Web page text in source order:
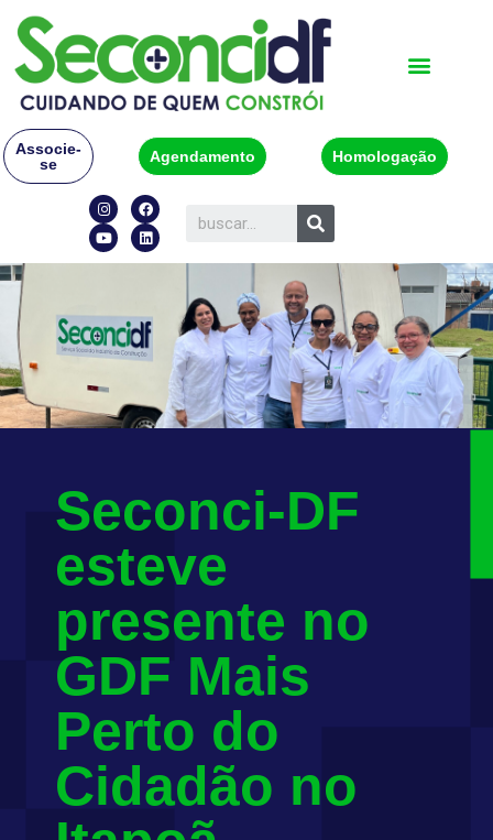
Associe-
se
Agendamento Homologação
Seconci-DF
esteve
presente no
GDF Mais
Perto do
Cidadão no